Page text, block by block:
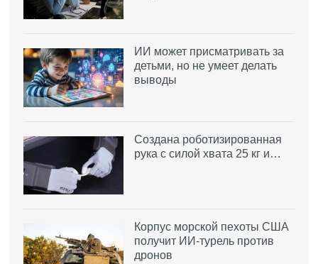
ИИ может присматривать за
детьми, но не умеет делать
выводы
Создана роботизированная
рука с силой хвата 25 кг и…
Корпус морской пехоты США
получит ИИ-турель против
дронов